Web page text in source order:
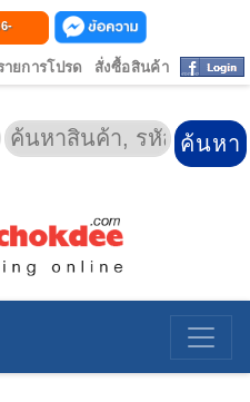
ายการโปรด สั่งซื้อสินค้า